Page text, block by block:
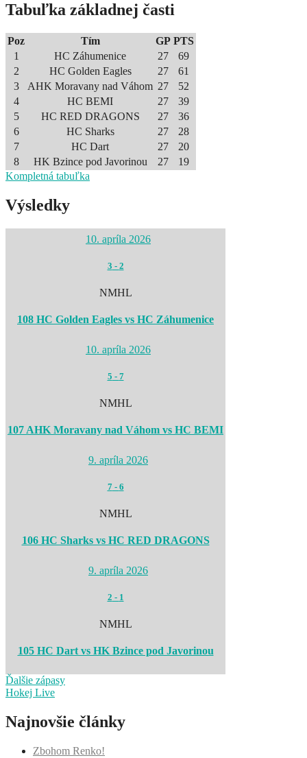
Tabuľka základnej časti
Poz Tím GP PTS
1
HC Záhumenice 27
69
2
HC Golden Eagles 27
61
3
AHK Moravany nad Váhom 27
52
4
HC BEMI 27
39
5
HC RED DRAGONS 27
36
6
HC Sharks 27
28
7
HC Dart 27
20
8
HK Bzince pod Javorinou 27
19
Kompletná tabuľka
Výsledky
10. apríla 2026
3 - 2
NMHL
108 HC Golden Eagles vs HC Záhumenice
10. apríla 2026
5 - 7
NMHL
107 AHK Moravany nad Váhom vs HC BEMI
9. apríla 2026
7- 6
NMHL
106 HC Sharks vs HC RED DRAGONS
9. apríla 2026
2 - 1
NMHL
105 HC Dart vs HK Bzince pod Javorinou
Ďalšie zápasy
Hokej Live
Najnovšie články
Zbohom Renko!